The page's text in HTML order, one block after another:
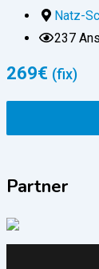
Natz-
237
269€ (fix)
Partner